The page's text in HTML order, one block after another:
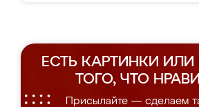
ЕСТЬ КАРТИНКИ ИЛИ
ТОГО, ЧТО
Присылайте — сделаем